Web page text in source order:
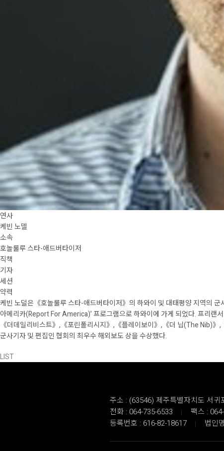
연사
케빈 노델
소속
호놀룰루 스타-애드버타이저
직책
기자
세션
약력
케빈 노덜은《호놀룰루 스타-애드버타이저》의 하와이 및 대태평양 지역의
아메리카(Report For America)’ 프로그램으로 하와이에 가게 되었다. 프리랜
《더데일리비스트》,《포린폴리시지》,《플레이보이》,《더 닙(The Nib)
군사기자 및 편집인 협회의 최우수 해외보도 상을 수상했다.
LIST
주소 : (63546) 제주특별자치도 서
전화 : 064-735-6533
팩스 :
등록번호 : 616-82-18617
법인